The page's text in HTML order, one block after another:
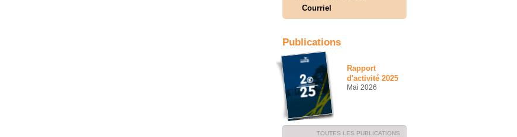
Courriel
Publications
Rapport
d'activité 2025
Mai 2026
TOUTES LES PUBLICATIONS